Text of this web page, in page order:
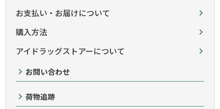
お支払い・お届けについて
購入方法
アイドラッグストアーについて
お問い合わせ
荷物追跡